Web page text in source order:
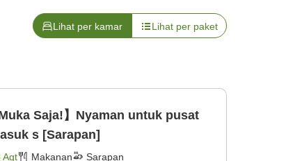
Lihat per kamar Lihat per paket
Saja!】Nyaman untuk pusat
s [Sarapan]
Agt Makanan Sarapan